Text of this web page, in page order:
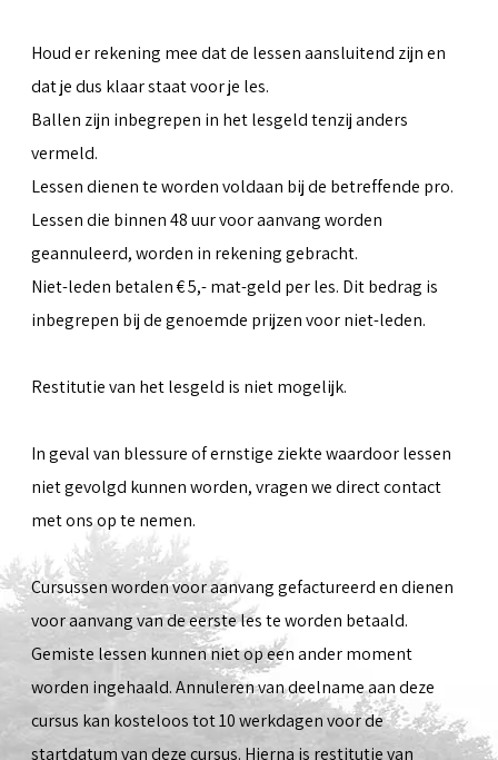
Houd er rekening mee dat de lessen aansluitend zijn en
dat je dus klaar staat voor je les.
Ballen zijn inbegrepen in het lesgeld tenzij anders
vermeld.
Lessen dienen te worden voldaan bij de betreffende pro.
Lessen die binnen 48 uur voor aanvang worden
geannuleerd, worden in rekening gebracht.
Niet-leden betalen € 5,- mat-geld per les. Dit bedrag is
inbegrepen bij de genoemde prijzen voor niet-leden.
Restitutie van het lesgeld is niet mogelijk.
In geval van blessure of ernstige ziekte waardoor lessen
niet gevolgd kunnen worden, vragen we direct contact
met ons op te nemen.
Cursussen worden voor aanvang gefactureerd en dienen
voor aanvang van de eerste les te worden betaald.
Gemiste lessen kunnen niet op een ander moment
worden ingehaald. Annuleren van deelname aan deze
cursus kan kosteloos tot 10 werkdagen voor de
startdatum van deze cursus. Hierna is restitutie van